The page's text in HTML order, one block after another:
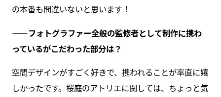
の本番も間違いないと思います！
――フォトグラファー全般の監修者として制作に携わ
っているがこだわった部分は？
空間デザインがすごく好きで、携われることが率直に嬉
しかったです。桜庭のアトリエに関しては、ちょっと気